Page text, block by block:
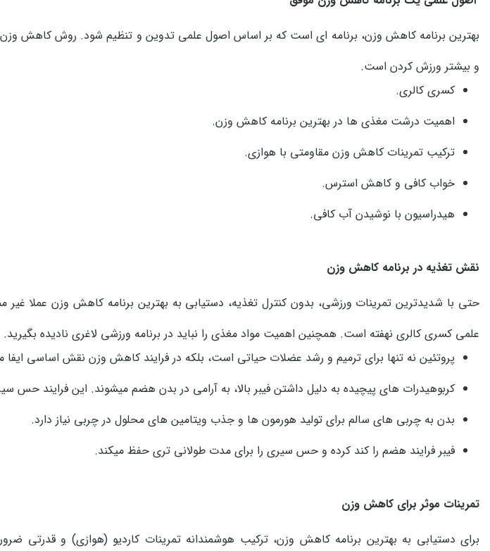
بهترین برنامه کاهش وزن، برنامه ای است که بر اساس اصول علمی تدوین و تنظیم شود. روش کاهش وزن
و بیشتر ورزش کردن است.
کسری کالری.
اهمیت درشت مغذی ها در بهترین برنامه کاهش وزن.
ترکیب تمرینات کاهش وزن مقاومتی با هوازی.
خواب کافی و کاهش استرس.
هیدراسیون با نوشیدن آب کافی.
نقش تغذیه در برنامه کاهش وزن
حتی با شدیدترین تمرینات ورزشی، بدون کنترل تغذیه، دستیابی به بهترین برنامه کاهش وزن عملا
علمی کسری کالری نهفته است. همچنین اهمیت مواد مغذی را نباید در برنامه ورزشی لاغری نادیده بگیرید.
پروتئین نه تنها برای ترمیم و رشد عضلات حیاتی است، بلکه در فرایند کاهش وزن نقش اساسی ایفا
کربوهیدرات های پیچیده به دلیل داشتن فیبر بالا، به آرامی در بدن هضم میشوند. این فرایند حس
بدن به چربی های سالم برای تولید هورمون ها و جذب ویتامین ‌های محلول در چربی نیاز دارد.
فیبر فرایند هضم را کند کرده و حس سیری را برای مدت طولانی تری حفظ میکند.
تمرینات موثر برای کاهش وزن
برای دستیابی به بهترین برنامه کاهش وزن، ترکیب هوشمندانه تمرینات کاردیو (هوازی) و قدرتی